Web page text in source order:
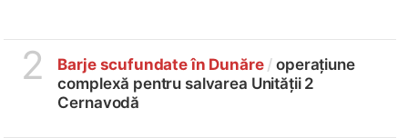
2 Barje scufundate în Dunăre / operațiune
complexă pentru salvarea Unității 2
Cernavodă